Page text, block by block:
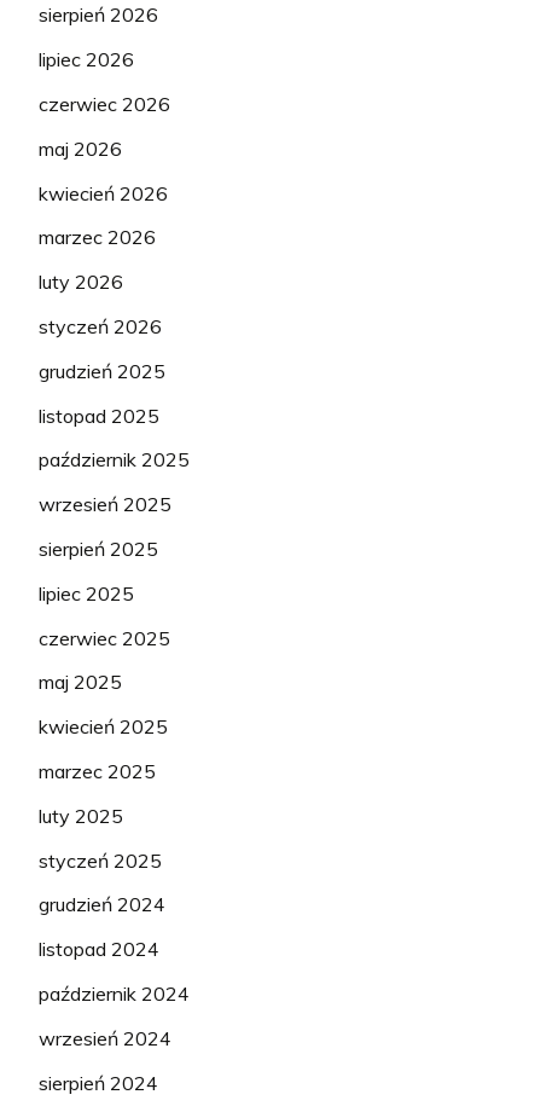
sierpień 2026
lipiec 2026
czerwiec 2026
maj 2026
kwiecień 2026
marzec 2026
luty 2026
styczeń 2026
grudzień 2025
listopad 2025
październik 2025
wrzesień 2025
sierpień 2025
lipiec 2025
czerwiec 2025
maj 2025
kwiecień 2025
marzec 2025
luty 2025
styczeń 2025
grudzień 2024
listopad 2024
październik 2024
wrzesień 2024
sierpień 2024